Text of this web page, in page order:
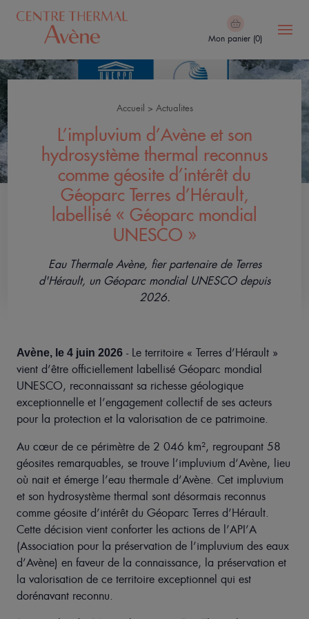
Aller
principal
Navigation
principale
Le
OFFRIR
Mon panier (0)
Accueil Actualites
L’impluvium d’Avène et son
hydrosystème thermal reconnus
comme géosite d’intérêt du
Géoparc Terres d’Hérault,
labellisé « Géoparc mondial
UNESCO »
Eau Thermale Avène, fier partenaire de Terres
d'Hérault, un Géoparc mondial UNESCO depuis
2026.
Avène, le 4 juin 2026 - Le territoire « Terres d’Hérault »
vient d’être officiellement labellisé Géoparc mondial
UNESCO, reconnaissant sa richesse géologique
exceptionnelle et l’engagement collectif de ses acteurs
pour la protection et la valorisation de ce patrimoine.
Au cœur de ce périmètre de 2 046 km², regroupant 58
géosites remarquables, se trouve l’impluvium d’Avène, lieu
où nait et émerge l’eau thermale d’Avène. Cet impluvium
et son hydrosystème thermal sont désormais reconnus
comme géosite d’intérêt du Géoparc Terres d’Hérault.
Cette décision vient conforter les actions de l’API’A
(Association pour la préservation de l’impluvium des eaux
d’Avène) en faveur de la connaissance, la préservation et
la valorisation de ce territoire exceptionnel qui est
dorénavant reconnu.